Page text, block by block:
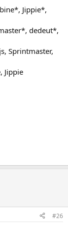
Jippie*,
dedeut*,
Sprintmaster,
Jippie
#26